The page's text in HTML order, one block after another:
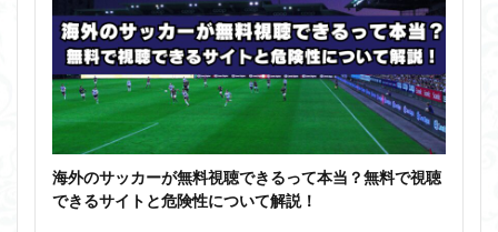
海外のサッカーが無料視聴できるって本当？無料で視聴
できるサイトと危険性について解説！